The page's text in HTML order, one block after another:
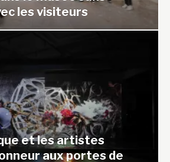
les visiteurs
et les artistes
aux portes de